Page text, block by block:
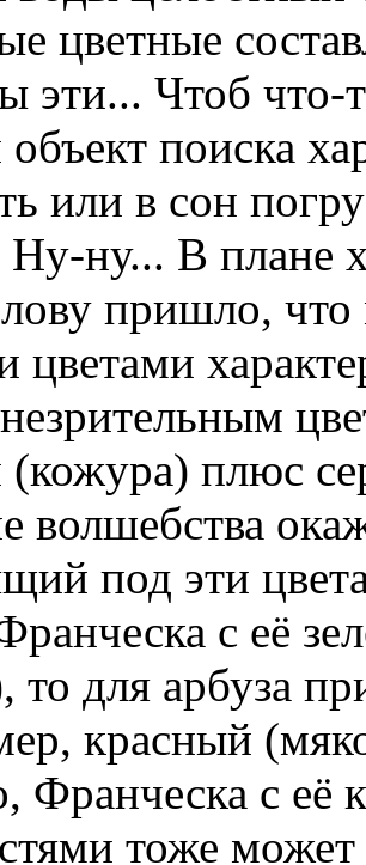
цветные
эти... Чтоб что-
поиска
или в сон
ну... В плане
пришло,
цветами
(кожура) плюс
волшебства
под эти
с её
то для арбуза
красный
Франческа с её
тоже